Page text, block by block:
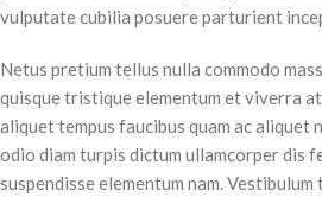
vulputate cubilia posuere parturient
Netus pretium tellus nulla commodo
quisque tristique elementum et viverra
aliquet tempus faucibus quam ac aliquet
odio diam turpis dictum ullamcorper dis
suspendisse elementum nam.